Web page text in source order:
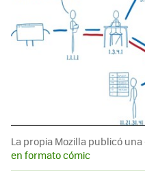
La propia Mozilla publicó una
en formato cómic